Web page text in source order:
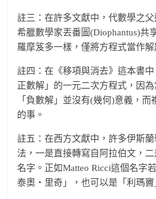
註三：在許多文獻中，代數學之
希臘數學家丟番圖(Diophantus)共
羅摩笈多一樣，僅將方程式當作解
註四：在《移項與消去》這本書
正數解」的一元二次方程式，因
「負數解」並沒有(幾何)意義，
的事。
註五：在西方文獻中，許多伊斯
法，一是直接轉寫自阿拉伯文，
名字。正如Matteo Ricci這個名字
泰奧‧里奇」，也可以是「利瑪竇